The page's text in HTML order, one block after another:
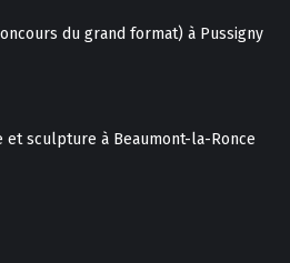
du grand format) à Pussigny
et sculpture à Beaumont-la-Ronce